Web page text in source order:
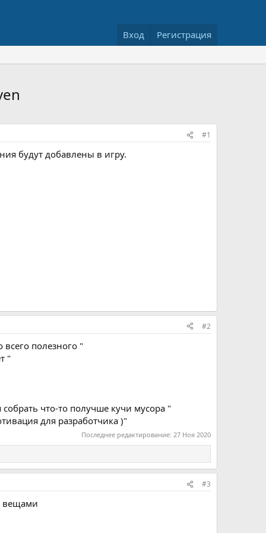
Вход Регистрация
#1
будут добавлены в игру.
#2
полезного "
"
что-то получше кучи мусора "
для разработчика )"
Последнее редактирование: 27 Ноя 2020
#3
вещами